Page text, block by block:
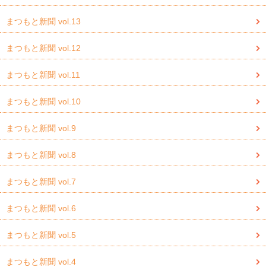
まつもと新聞 vol.13
まつもと新聞 vol.12
まつもと新聞 vol.11
まつもと新聞 vol.10
まつもと新聞 vol.9
まつもと新聞 vol.8
まつもと新聞 vol.7
まつもと新聞 vol.6
まつもと新聞 vol.5
まつもと新聞 vol.4